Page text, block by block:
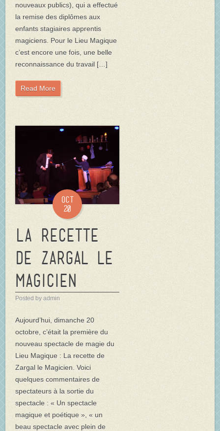
nouveaux publics), qui a effectué
la remise des diplômes aux
enfants stagiaires apprentis
magiciens. Pour le Lieu Magique
c’est encore une fois, une belle
reconnaissance du travail […]
Read More
Oct
20
La Recette
de Zargal le
magicien
Posted by admin
Aujourd’hui, dimanche 20
octobre, c’était la première du
nouveau spectacle de magie du
Lieu Magique : La recette de
Zargal le Magicien. Voici
quelques commentaires de
spectateurs à la sortie du
spectacle : « Un spectacle
magique et poétique », « un
beau spectacle avec plein de